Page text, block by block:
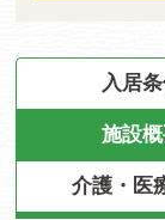
入居
施設
介護・医